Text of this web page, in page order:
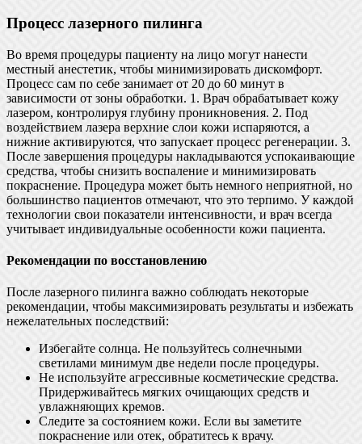
Процесс лазерного пилинга
Во время процедуры пациенту на лицо могут нанести
местный анестетик, чтобы минимизировать дискомфорт.
Процесс сам по себе занимает от 20 до 60 минут в
зависимости от зоны обработки. 1. Врач обрабатывает кожу
лазером, контролируя глубину проникновения. 2. Под
воздействием лазера верхние слои кожи испаряются, а
нижние активируются, что запускает процесс регенерации. 3.
После завершения процедуры накладываются успокаивающие
средства, чтобы снизить воспаление и минимизировать
покраснение. Процедура может быть немного неприятной, но
большинство пациентов отмечают, что это терпимо. У каждой
технологии свои показатели интенсивности, и врач всегда
учитывает индивидуальные особенности кожи пациента.
Рекомендации по восстановлению
После лазерного пилинга важно соблюдать некоторые
рекомендации, чтобы максимизировать результаты и избежать
нежелательных последствий:
Избегайте солнца. Не пользуйтесь солнечными
светилами минимум две недели после процедуры.
Не используйте агрессивные косметические средства.
Придерживайтесь мягких очищающих средств и
увлажняющих кремов.
Следите за состоянием кожи. Если вы заметите
покраснение или отек, обратитесь к врачу.